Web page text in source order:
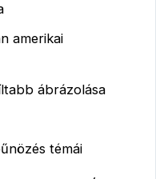
amerikai
ábrázolása
témái